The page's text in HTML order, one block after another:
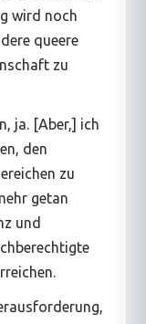
wird noch
queere
zu
ja. [Aber,] ich
den
zu
getan
und